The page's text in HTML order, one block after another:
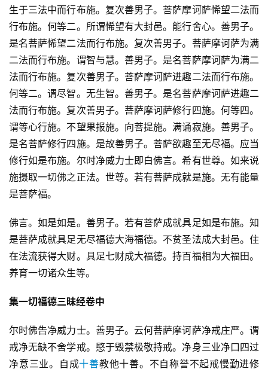
生于三法中而行布施。复次善男子。菩萨摩诃萨悕望二法而
行布施。何等二。所谓悕望有大封邑。能行舍心。善男子。
是名菩萨悕望二法而行布施。复次善男子。菩萨摩诃萨为满
二法而行布施。谓智与慧。善男子。是名菩萨摩诃萨为满二
法而行布施。复次善男子。菩萨摩诃萨进趣二法而行布施。
何等二。谓尽智。无生智。善男子。是名菩萨摩诃萨进趣二
法而行布施。复次善男子。菩萨摩诃萨修行四施。何等四。
谓等心行施。不望果报施。向菩提施。满诵寂施。善男子。
是名菩萨修行四施。是故善男子。菩萨欲趣至无尽福。应当
修行如是布施。尔时净威力士即白佛言。希有世尊。如来说
施摄取一切佛之正法。世尊。若有菩萨成就是施。无有能量
是菩萨福。
佛言。如是如是。善男子。若有菩萨成就具足如是布施。知
是菩萨成就具足无尽福德大海福德。不贫圣法成大封邑。住
在法流获得大财。具足七财成大福德。持百福相为大福田。
养育一切诸众生等。
集一切福德三昧经卷中
尔时佛告净威力士。善男子。云何菩萨摩诃萨净戒庄严。谓
戒净无缺不舍学戒。愍于毁禁极敬持戒。净身三业净口四过
净意三业。自成十善教他十善。不自称誉不起戒慢勤进修